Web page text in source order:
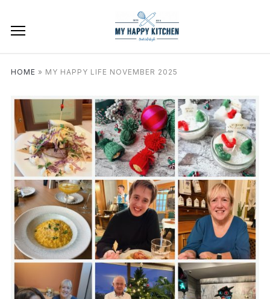
HOME » MY HAPPY LIFE NOVEMBER 2025